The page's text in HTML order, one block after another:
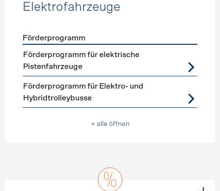
Elektrofahrzeuge
Förderprogramme Elektrofahrzeuge
Förderprogramm
Förderprogramm für elektrische
Pistenfahrzeuge
Förderprogramm für Elektro- und
Hybridtrolleybusse
+ alle öffnen